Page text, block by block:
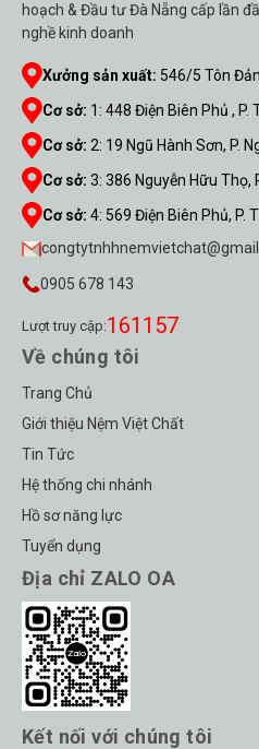
hoạch & Đầu tư Đà Nẵng cấp lần
nghề kinh doanh
Xưởng sản xuất: 546/5 Tôn
Cơ sở: 1 : 448 Điện Biên Phủ , P.
Cơ sở: 2: 19 Ngũ Hành Sơn, P.
Cơ sở: 3: 386 Nguyễn Hữu Thọ,
Cơ sở: 4: 569 Điện Biên Phủ, P.
0905 678 143
Lượt truy cập:161157
Về chúng tôi
Trang Chủ
Giới thiệu Nệm Việt Chất
Tin Tức
Hệ thống chi nhánh
Hồ sơ năng lực
Tuyển dụng
Địa chỉ ZALO OA
Kết nối với chúng tôi